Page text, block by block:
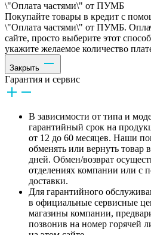
\"Оплата частями\" от ПУМБ
Покупайте товары в кредит с
\"Оплата частями\" от ПУМБ.
сайте, просто выберите этот
укажите желаемое количество
Закрыть
Гарантия и сервис
В зависимости от типа и
гарантийный срок на
от 12 до 60 месяцев. Наши
обменять или вернуть товар
дней. Обмен/возврат
отделениях компании или с
доставки.
Для гарантийного
в официальные сервисные
магазины компании,
позвонив на номер горячей